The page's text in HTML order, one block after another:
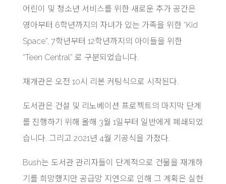
어린이 및 청소년 서비스를 위한 새로운 추가 공간은
영아부터 6학년까지의 자녀가 있는 가족을 위한 “Kid
Space”, 7학년부터 12학년까지의 아이들을 위한
“Teen Central” 로 구분되었습니다.
재개관은 오전 10시 리본 커팅식으로 시작된다.
도서관은 건설 및 리노베이션 프로젝트의 마지막 단계
를 진행하기 위해 올해 3월 1일부터 일반에게 폐쇄되었
습니다. 그리고 2021년 4월 기공식을 가졌다.
Bush는 도서관 관리자들이 단계적으로 건물을 재개하
기를 희망했지만 공급망 지연으로 인해 그 계획은 실현